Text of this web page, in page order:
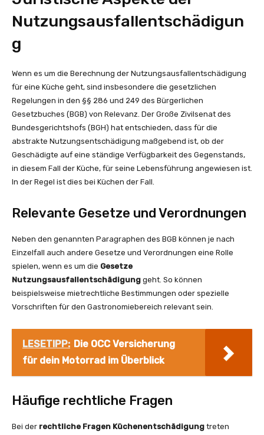
Nutzungsausfallentschädigun
g
Wenn es um die Berechnung der Nutzungsausfallentschädigung
für eine Küche geht, sind insbesondere die gesetzlichen
Regelungen in den §§ 286 und 249 des Bürgerlichen
Gesetzbuches (BGB) von Relevanz. Der Große Zivilsenat des
Bundesgerichtshofs (BGH) hat entschieden, dass für die
abstrakte Nutzungsentschädigung maßgebend ist, ob der
Geschädigte auf eine ständige Verfügbarkeit des Gegenstands,
in diesem Fall der Küche, für seine Lebensführung angewiesen ist.
In der Regel ist dies bei Küchen der Fall.
Relevante Gesetze und Verordnungen
Neben den genannten Paragraphen des BGB können je nach
Einzelfall auch andere Gesetze und Verordnungen eine Rolle
spielen, wenn es um die Gesetze
Nutzungsausfallentschädigung geht. So können
beispielsweise mietrechtliche Bestimmungen oder spezielle
Vorschriften für den Gastronomiebereich relevant sein.
LESETIPP: Die OCC Versicherung
für dein Motorrad im Überblick
Häufige rechtliche Fragen
Bei der rechtliche Fragen Küchenentschädigung treten